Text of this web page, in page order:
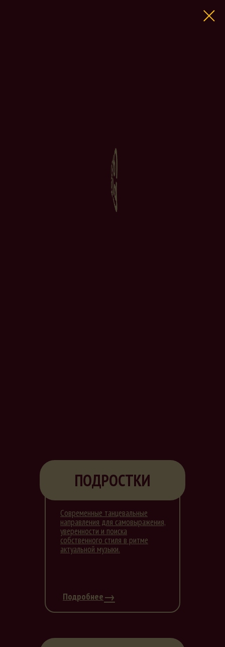
Новая спортивно-танцевальная студия в Москве для
взрослых и детей. В MOOVIKA каждый найдет свое
движение. Наша миссия наполнять, дарить энергию и
уверенность:
→
Подробнее
Современные танцевальные
направления для самовыражения,
уверенности и поиска
собственного стиля в ритме
актуальной музыки.
ПОДРОСТКИ